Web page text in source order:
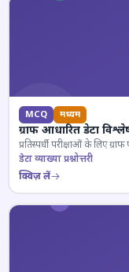
MCQ मध्यम
ग्राफ आधारित डेटा
प्रतिस्पर्धी परीक्षाओं के लिए
डेटा व्याख्या प्रश्नोत्तरी
क्विज़ लें